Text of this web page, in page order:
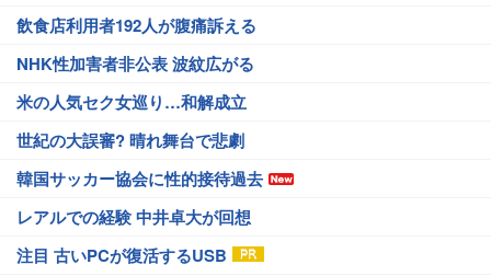
飲食店利用者192人が腹痛訴える
NHK性加害者非公表 波紋広がる
米の人気セク女巡り…和解成立
世紀の大誤審? 晴れ舞台で悲劇
韓国サッカー協会に性的接待過去
レアルでの経験 中井卓大が回想
注目 古いPCが復活するUSB